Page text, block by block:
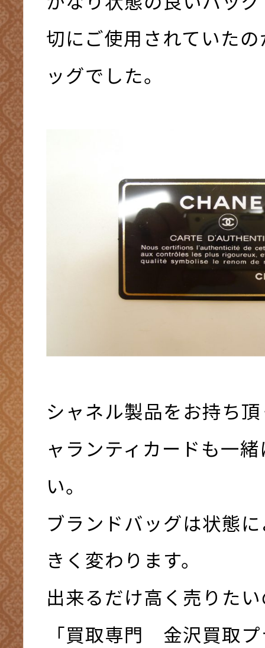
切にご使用されていた
ッグでした。
シャネル製品をお持ち
ャランティカードも一
い。
ブランドバッグは状態
きく変わります。
出来るだけ高く売りた
「買取専門 金沢買取